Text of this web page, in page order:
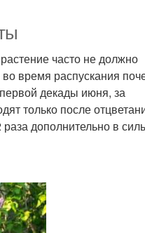
часто не должно
время распускания
декады июня, за
только после
дополнительно в